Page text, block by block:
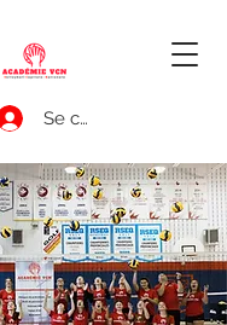
Se connecter